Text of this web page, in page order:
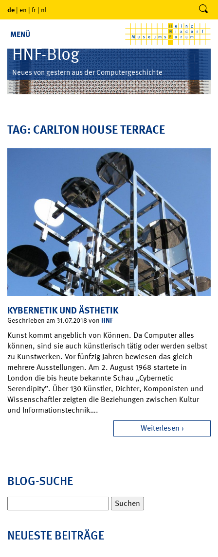
de | en | fr | nl
MENÜ
HNF-Blog
Neues von gestern aus der Computergeschichte
TAG: CARLTON HOUSE TERRACE
KYBERNETIK UND ÄSTHETIK
Geschrieben am 31.07.2018 von HNF
Kunst kommt angeblich von Können. Da Computer alles
können, sind sie auch künstlerisch tätig oder werden selbst
zu Kunstwerken. Vor fünfzig Jahren bewiesen das gleich
mehrere Ausstellungen. Am 2. August 1968 startete in
London die bis heute bekannte Schau „Cybernetic
Serendipity”. Über 130 Künstler, Dichter, Komponisten und
Wissenschaftler zeigten die Beziehungen zwischen Kultur
und Informationstechnik….
Weiterlesen
BLOG-SUCHE
nach:
NEUESTE BEITRÄGE